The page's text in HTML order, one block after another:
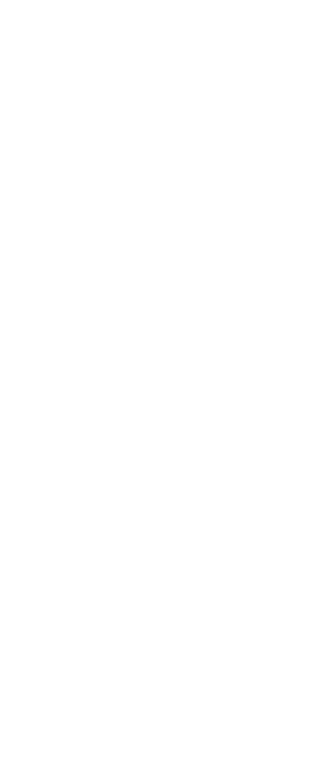
de ses habitudes de fumeur. Un gros fumeur devra
assez élevée de nicotine, généralement
d’un e-liquide avec
le tabac, il est conseillé d’opter pour un e-
calculant le nombre de cigarettes par jour) puis
VG ?
à la proportion de propylène glycol et de
20 % de % propylène glycol et 80 % de
glycol et 20 % de glycérine végétale. Toutefois,
un « hit » satisfaisant et une belle quantité de
glycérine végétale produisent plus de vapeur et
les produits avec une plus grande quantité de
hit » dans la gorge ainsi qu’une excellente
dominante propylène glycol est conseillé pour les
électronique.
e-liquide ?